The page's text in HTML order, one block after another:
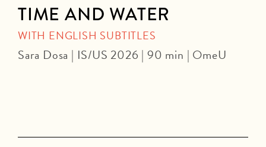
TIME AND WATER
WITH ENGLISH SUBTITLES
Sara Dosa | IS/US 2026 | 90 min | OmeU